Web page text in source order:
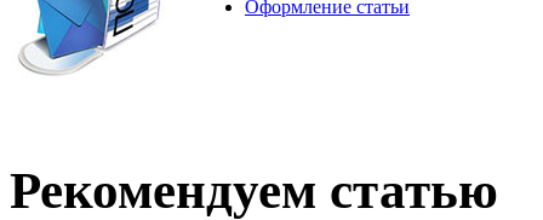
Оформление статьи
Рекомендуем статью